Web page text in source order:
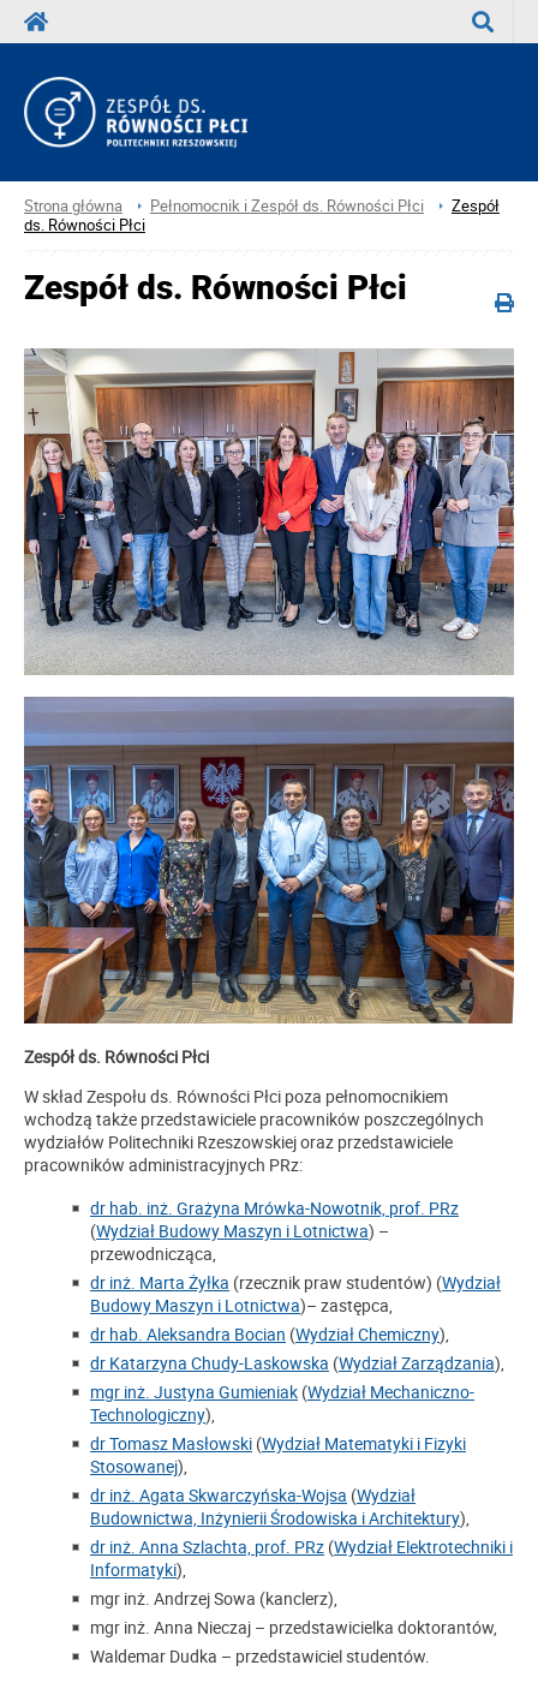
Strona główna Pełnomocnik i Zespół ds. Równości Płci
Zespół
ds. Równości Płci
Zespół ds. Równości Płci
Zespół ds. Równości Płci
W skład Zespołu ds. Równości Płci poza pełnomocnikiem
wchodzą także przedstawiciele pracowników poszczególnych
wydziałów Politechniki Rzeszowskiej oraz przedstawiciele
pracowników administracyjnych PRz:
dr hab. inż. Grażyna Mrówka-Nowotnik, prof. PRz
(Wydział Budowy Maszyn i Lotnictwa) –
przewodnicząca,
dr inż. Marta Żyłka (rzecznik praw studentów) (Wydział
Budowy Maszyn i Lotnictwa)– zastępca,
dr hab. Aleksandra Bocian (Wydział Chemiczny),
dr Katarzyna Chudy-Laskowska (Wydział Zarządzania),
mgr inż. Justyna Gumieniak (Wydział Mechaniczno-
Technologiczny),
dr Tomasz Masłowski (Wydział Matematyki i Fizyki
Stosowanej),
dr inż. Agata Skwarczyńska-Wojsa (Wydział
Budownictwa, Inżynierii Środowiska i Architektury),
dr inż. Anna Szlachta, prof. PRz (Wydział Elektrotechniki i
Informatyki),
mgr inż. Andrzej Sowa (kanclerz),
mgr inż. Anna Nieczaj – przedstawicielka doktorantów,
Waldemar Dudka – przedstawiciel studentów.